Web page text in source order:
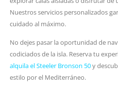
Nuestros servicios personalizados
cuidado al máximo.
No dejes pasar la oportunidad de
codiciados de la isla. Reserva tu
alquila el Steeler Bronson 50y
estilo por el Mediterráneo.